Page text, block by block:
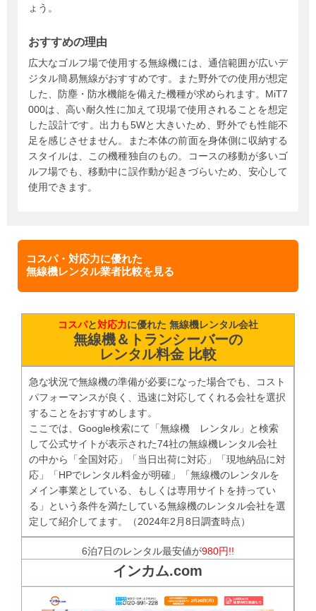
ょう。
おすすめの理由
広大なゴルフ場で使用する無線機には、通信範囲が広いデ
ジタル簡易無線がおすすめです。また野外での使用が想定
した、防塵・防水機能を備えた機種が求められます。MiT7
000は、高い耐久性に加えて現場で使用されることを想定
した設計です。出力も5Wと大きいため、野外でも性能不
足を感じさせません。また本体の前面を身体側に収納する
スタイルは、この機種独自のもの。コースの移動が多いゴ
ルフ場でも、移動中に誤作動が起きづらいため、安心して
使用できます。
コスパ・対応力に優れた
無線機レンタル業者比較を見る
コスパと対応力に優れた 無線機レンタル会社
無線機＆トランシーバーの
レンタル料金 比較
急な状況で無線機の準備が必要になった場合でも、コスト
パフォーマンスが良く、迅速に対応してくれる会社を選択
することをおすすめします。
ここでは、Google検索にて「無線機 レンタル」と検索
して公式サイトが表示された74社の無線機レンタル会社
の中から「全国対応」「当日出荷に対応」「現地納品に対
応」「HPでレンタル料金が明確」「無線機のレンタルを
メイン事業としている、もしくは専用サイトを持ってい
る」という条件を満たしている無線機のレンタル会社を選
定して紹介してます。（2024年2月8日調査時点）
6泊7日のレンタル最安値が980円!!
インカム.com